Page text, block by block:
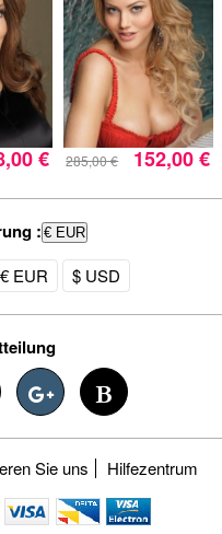
€ 285,00 € 152,00 €
:€ EUR
€ EUR $ USD
Sie uns Hilfezentrum